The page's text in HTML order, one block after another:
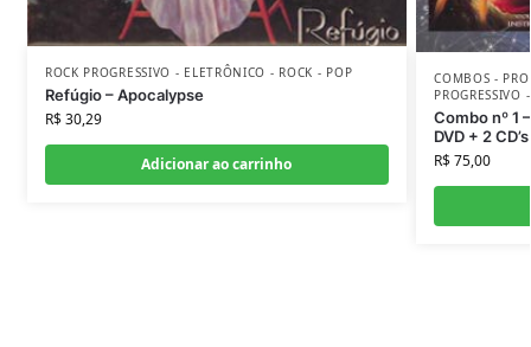
ROCK PROGRESSIVO - ELETRÔNICO - ROCK - POP
Refúgio – Apocalypse
R$30,29
Adicionar ao carrinho
COMBOS -
Combo nº 1
DVD + 2 CD’s
R$75,00